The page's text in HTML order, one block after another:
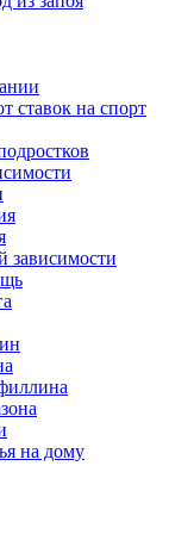
ставок на спорт
зависимости
на дому